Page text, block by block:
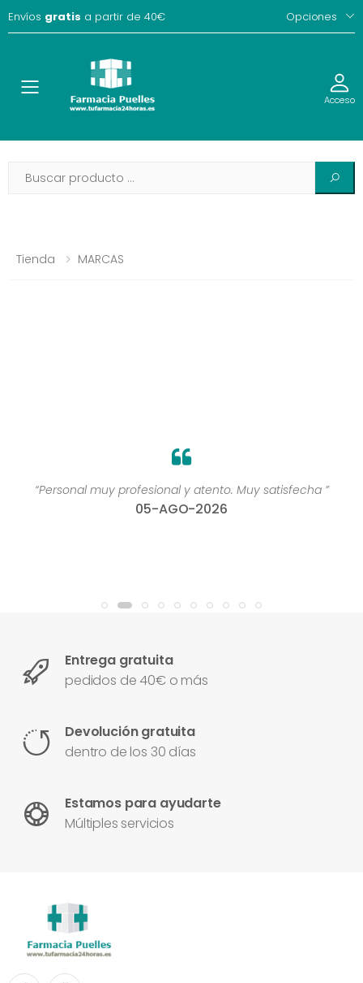
Envíos gratis a partir de 40€ Opciones
Toggle Acceso
Tienda MARCAS
“Personal muy profesional y atento. Muy satisfecha ”
05-AGO-2026
Entrega gratuita
pedidos de 40€ o más
Devolución gratuita
dentro de los 30 días
Estamos para ayudarte
Múltiples servicios